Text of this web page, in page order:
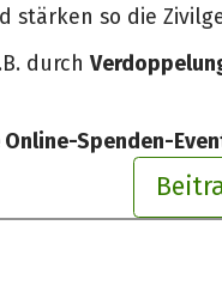
stärken so die
durch
Spenden-